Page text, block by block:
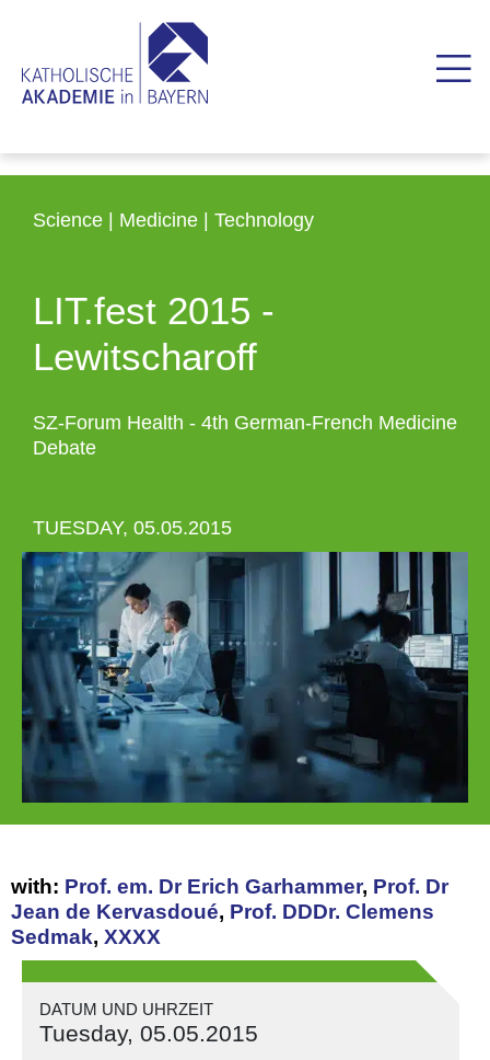
Science | Medicine | Technology
LIT.fest 2015 -
Lewitscharoff
SZ-Forum Health - 4th German-French Medicine
Debate
TUESDAY, 05.05.2015
with: Prof. em. Dr Erich Garhammer, Prof. Dr
Jean de Kervasdoué, Prof. DDDr. Clemens
Sedmak, XXXX
DATUM UND UHRZEIT
Tuesday, 05.05.2015